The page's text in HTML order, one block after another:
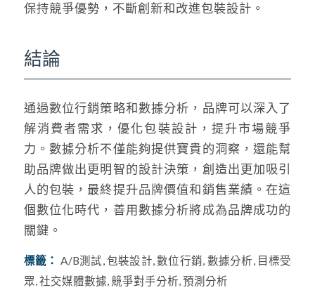
保持競爭優勢，不斷創新和改進包裝設計。
結論
通過數位行銷策略和數據分析，品牌可以深入了
解消費者需求，優化包裝設計，提升市場競爭
力。數據分析不僅能夠提供寶貴的洞察，還能幫
助品牌做出更明智的設計決策，創造出更加吸引
人的包裝，最終提升品牌價值和銷售業績。在這
個數位化時代，善用數據分析將成為品牌成功的
關鍵。
標籤： A/B測試,包裝設計,數位行銷, 數據分析, 目標受
眾,社交媒體數據, 競爭對手分析,預測分析